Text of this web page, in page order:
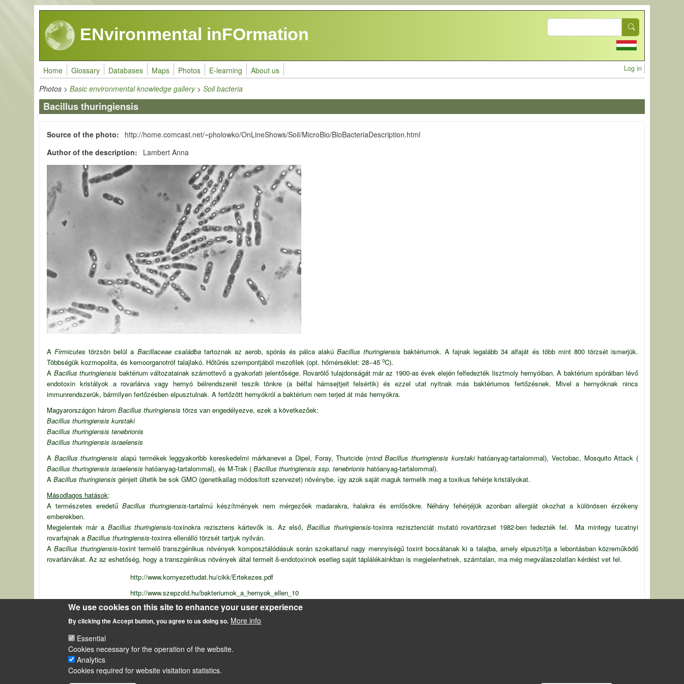
Skip to main content
ENvironmental inFOrmation
Search
Home Glossary Databases Maps Photos E-learning About us User
Log in
Photos >Basic environmental knowledge gallery>Soil bacteria
Bacillus thuringiensis
Source of the photo
http://home.comcast.net/~pholowko/OnLineShows/Soil/MicroBio/BioBacteriaDescription.html
Author of the description
Lambert Anna
AFirmicutes törzsön belül a Bacillaceae családbatartoznak az aerob, spórás és pálca alakúBacillus thuringiensis baktériumok. A fajnak legalább 34 alfaját és több mint 800 törzsét ismerjük.
Többségük kozmopolita, és kemoorganotróf talajlakó. Hőtűrés szempontjából mezofilek (opt. hőmérséklet: 28−45oC).
A Bacillus thuringiensis baktérium változatainak számottevő a gyakorlati jelentősége. Rovarölő tulajdonságát már az 1900-as évek elején felfedezték lisztmoly hernyóiban. A baktérium spóráiban lévő
endotoxin kristályok a rovarlárva vagy hernyó bélrendszerét teszik tönkre (a bélfal hámsejtjeit felsértik) és ezzel utat nyitnak más baktériumos fertőzésnek. Mivel a hernyóknak nincs
immunrendszerük, bármilyen fertőzésben elpusztulnak. A fertőzött hernyókról a baktérium nem terjed át más hernyókra.
Magyarországon háromBacillus thuringiensis törzs van engedélyezve, ezek a következőek:
Bacillus thuringiensis kurstaki
Bacillus thuringiensis tenebrionis
Bacillus thuringiensis israelensis
A Bacillus thuringiensisalapú termékek leggyakoribb kereskedelmi márkanevei a Dipel, Foray, Thuricide (mindBacillus thuringiensis kurstaki hatóanyag-tartalommal), Vectobac, Mosquito Attack (
Bacillus thuringiensis israelensis hatóanyag-tartalommal), és M-Trak (Bacillus thuringiensis ssp. tenebrionis hatóanyag-tartalommal).
ABacillus thuringiensisgénjeit ültetik be sok GMO (genetikailag módosított szervezet) növénybe, így azok saját maguk termelik meg a toxikus fehérje kristályokat.
Másodlagos hatások:
A természetes eredetűBacillus thuringiensis-tartalmú készítmények nem mérgezőek madarakra, halakra és emlősökre. Néhány fehérjéjük azonban allergiát okozhat a különösen érzékeny
emberekben.
Megjelentek már a Bacillus thuringiensis-toxinokra rezisztens kártevők is. Az első,Bacillus thuringiensis-toxinra rezisztenciát mutató rovartörzset 1982-ben fedezték fel. Ma mintegy tucatnyi
rovarfajnak aBacillus thuringiensis-toxinra ellenálló törzsét tartjuk nyilván.
ABacillus thuringiensis-toxint termelő transzgénikus növények komposztálódásuk során szokatlanul nagy mennyiségű toxint bocsátanak ki a talajba, amely elpusztítja a lebontásban közreműködő
rovarlárvákat. Az az eshetőség, hogy a transzgénikus növények által termelt δ-endotoxinok esetleg saját táplálékainkban is megjelenhetnek, számtalan, ma még megválaszolatlan kérdést vet fel.
Source of description
http://www.kornyezettudat.hu/cikk/Ertekezes.pdf
http://www.szepzold.hu/bakteriumok_a_hernyok_ellen_10
http://www.bdarvas.hu/ismeretterjesztes/genetikai_biztonsag/idn76
Soil bacteria
LÁBLÉC
Impressum
We use cookies on this site to enhance your user experience
By clicking the Accept button, you agree to us doing so. More info
Essential
Cookies necessary for the operation of the website.
Analytics
Cookies required for website visitation statistics.